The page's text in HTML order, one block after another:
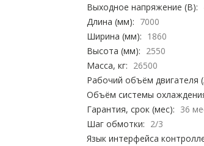
Выходное напряжение (В):
Длина (мм): 7000
Ширина (мм): 1860
Высота (мм): 2550
Масса, кг: 26500
Рабочий объём двигателя
Объём системы
Гарантия, срок (мес): 36
Шаг обмотки: 2/3
Язык интерфейса